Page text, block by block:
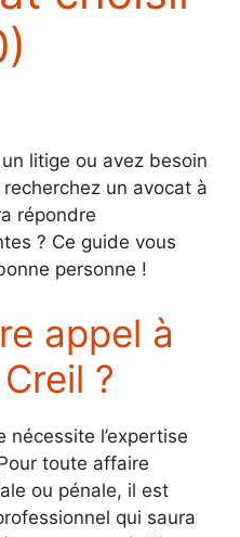
litige ou avez besoin
un avocat à
répondre
? Ce guide vous
personne !
appel à
?
l’expertise
toute affaire
ou pénale, il est
qui saura